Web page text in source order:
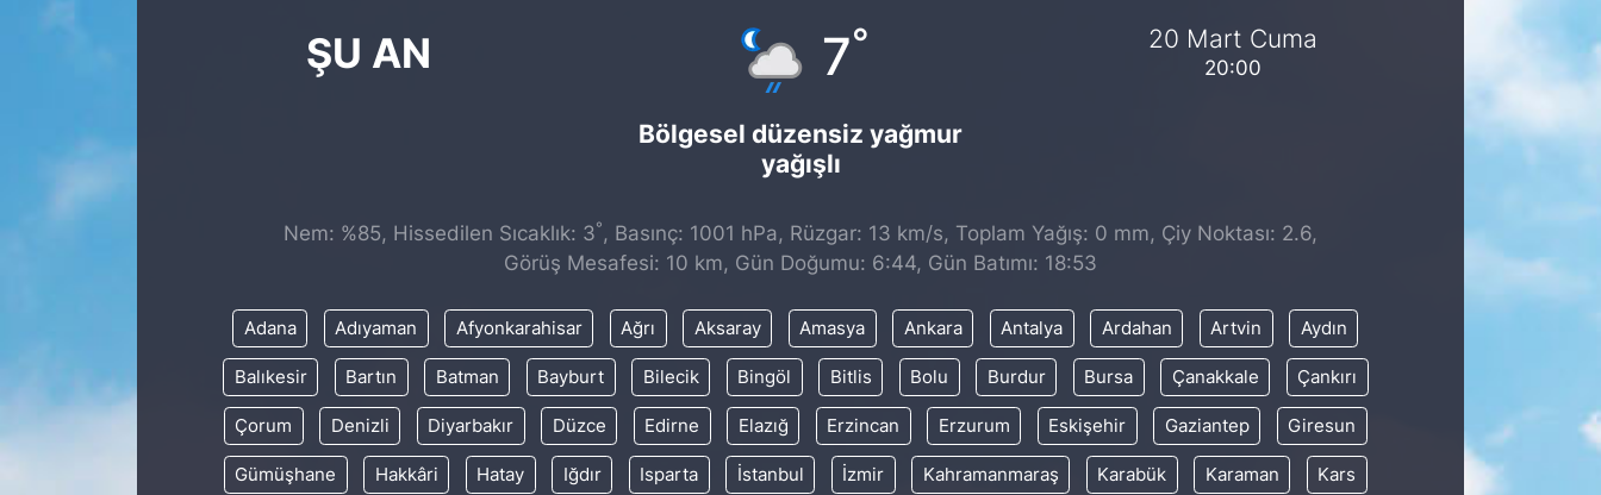
ŞU AN 7°
Bölgesel düzensiz yağmur
yağışlı
20 Mart Cuma
20:00
Nem: %85, Hissedilen Sıcaklık: 3°, Basınç: 1001 hPa, Rüzgar: 13 km/s, Toplam Yağış: 0 mm, Çiy Noktası: 2.6,
Görüş Mesafesi: 10 km, Gün Doğumu: 6:44, Gün Batımı: 18:53
Adana Adıyaman Afyonkarahisar Ağrı Aksaray Amasya Ankara Antalya Ardahan Artvin Aydın
Balıkesir Bartın Batman Bayburt Bilecik Bingöl Bitlis Bolu Burdur Bursa Çanakkale Çankırı
Çorum Denizli Diyarbakır Düzce Edirne Elazığ Erzincan Erzurum Eskişehir Gaziantep Giresun
Gümüşhane Hakkâri Hatay Iğdır Isparta İstanbul İzmir Kahramanmaraş Karabük Karaman Kars